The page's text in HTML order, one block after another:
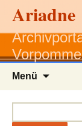
Ariadne
Menü